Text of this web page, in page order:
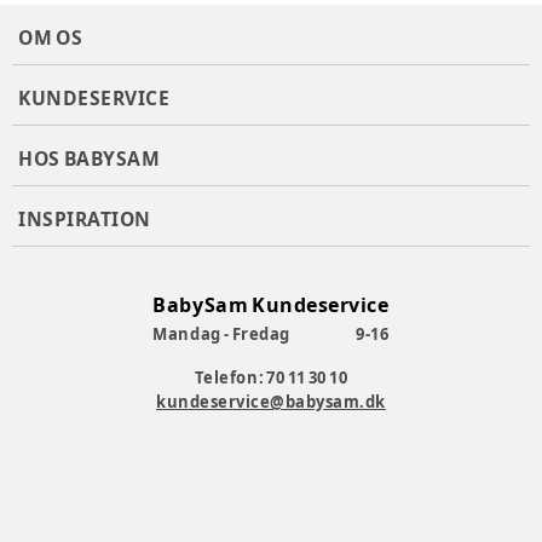
OM OS
KUNDESERVICE
HOS BABYSAM
INSPIRATION
BabySam Kundeservice
Mandag - Fredag
9-16
Telefon: 70 11 30 10
kundeservice@babysam.dk